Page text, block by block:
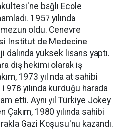
bağlı Ecole
1957 yılında
oldu. Cenevre
Institut de Medecine
dalında yüksek lisans yaptı.
diş hekimi olarak iş
1973 yılında at sahibi
1978 yılında kurduğu harada
etti. Aynı yıl Türkiye Jokey
1980 yılında sahibi
Gazi Koşusu'nu kazandı.